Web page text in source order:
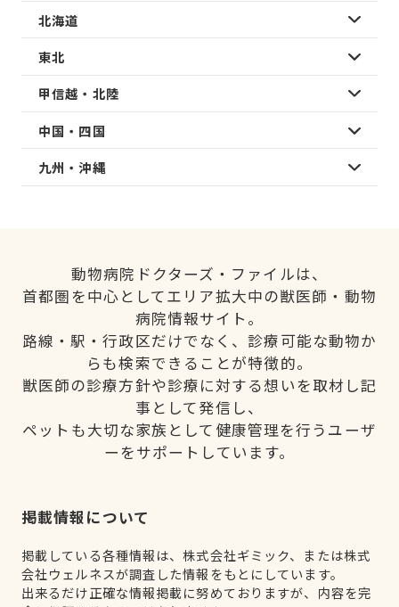
北海道
東北
甲信越・北陸
中国・四国
九州・沖縄
動物病院ドクターズ・ファイルは、
首都圏を中心としてエリア拡大中の獣医師・動物
病院情報サイト。
路線・駅・行政区だけでなく、診療可能な動物か
らも検索できることが特徴的。
獣医師の診療方針や診療に対する想いを取材し記
事として発信し、
ペットも大切な家族として健康管理を行うユーザ
ーをサポートしています。
掲載情報について
掲載している各種情報は、株式会社ギミック、または株式
会社ウェルネスが調査した情報をもとにしています。
出来るだけ正確な情報掲載に努めておりますが、内容を完